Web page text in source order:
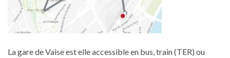
La gare de Vaise est elle accessible en bus, train (TER) ou